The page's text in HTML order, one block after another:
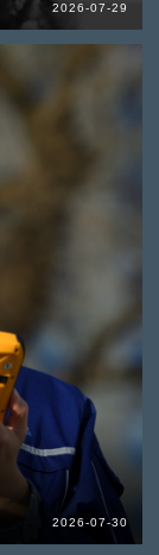
2026-07-30
2026-07-29